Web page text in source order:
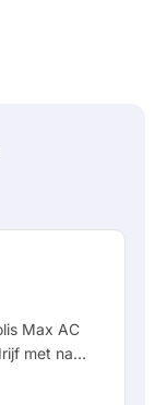
Max AC
met name